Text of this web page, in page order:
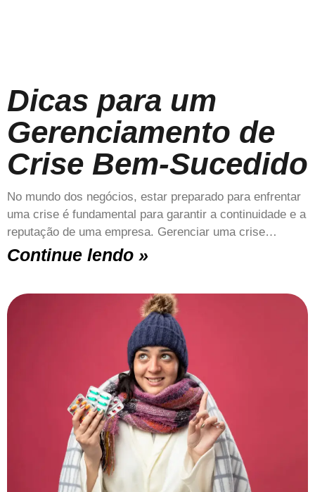
Dicas para um
Gerenciamento de
Crise Bem-Sucedido
No mundo dos negócios, estar preparado para enfrentar
uma crise é fundamental para garantir a continuidade e a
reputação de uma empresa. Gerenciar uma crise…
Continue lendo »